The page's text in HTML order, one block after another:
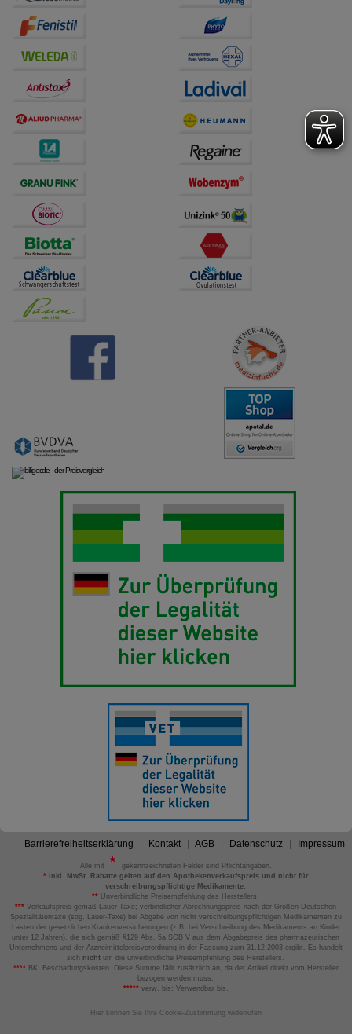
Barrierefreiheitserklärung Kontakt AGB Datenschutz Impressum
Alle mit
gekennzeichneten Felder sind Pflichtangaben.
*inkl. MwSt. Rabatte gelten auf den Apothekenverkaufspreis und nicht für
verschreibungspflichtige Medikamente.
** Unverbindliche Preisempfehlung des Herstellers.
*** Verkaufspreis gemäß Lauer-Taxe; verbindlicher Abrechnungspreis nach der Großen Deutschen
Spezialitätentaxe (sog. Lauer-Taxe) bei Abgabe von nicht verschreibungspflichtigen Medikamenten zu
Lasten der gesetzlichen Krankenversicherungen (z.B. bei Verschreibung des Medikaments an Kinder
unter 12 Jahren), die sich gemäß §129 Abs. 5a SGB V aus dem Abgabepreis des pharmazeutischen
Unternehmens und der Arzneimittelpreisverordnung in der Fassung zum 31.12.2003 ergibt. Es handelt
sich nicht um die unverbindliche Preisempfehlung des Herstellers.
****BK: Beschaffungskosten. Diese Summe fällt zusätzlich an, da der Artikel direkt vom Hersteller
bezogen werden muss.
*****verw. bis: Verwendbar bis.
Hier können Sie Ihre Cookie-Zustimmung widerrufen